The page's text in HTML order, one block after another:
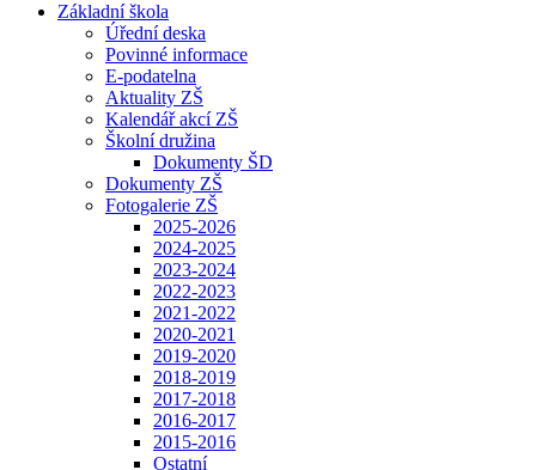
Základní škola
Úřední deska
Povinné informace
E-podatelna
Aktuality ZŠ
Kalendář akcí ZŠ
Školní družina
Dokumenty ŠD
Dokumenty ZŠ
Fotogalerie ZŠ
2025-2026
2024-2025
2023-2024
2022-2023
2021-2022
2020-2021
2019-2020
2018-2019
2017-2018
2016-2017
2015-2016
Ostatní